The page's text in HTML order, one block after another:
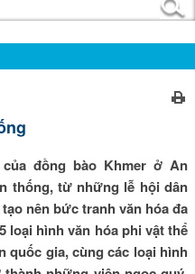
đồng bào Khmer ở An
thống, từ những lễ hội dân
nên bức tranh văn hóa đa
loại hình văn hóa phi vật thể
quốc gia, cùng các loại hình